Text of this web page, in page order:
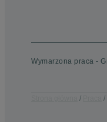
Wymarzona praca -